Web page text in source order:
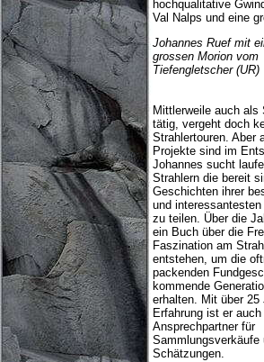
hochqualitative
Val Nalps und eine
Johannes Ruef mit
grossen Morion vom
Tiefengletscher (UR)
Mittlerweile auch als
tätig, vergeht doch
Strahlertouren. Aber
Projekte sind im
Johannes sucht
Strahlern die bereit
Geschichten ihrer
und
zu teilen. Über die
ein Buch über die
Faszination am
entstehen, um die
packenden
kommende
erhalten. Mit über 25
Erfahrung ist er auch
Ansprechpartner für
Sammlungsverkäufe
Schätzungen.